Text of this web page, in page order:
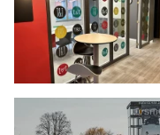
Smart Center Mannès